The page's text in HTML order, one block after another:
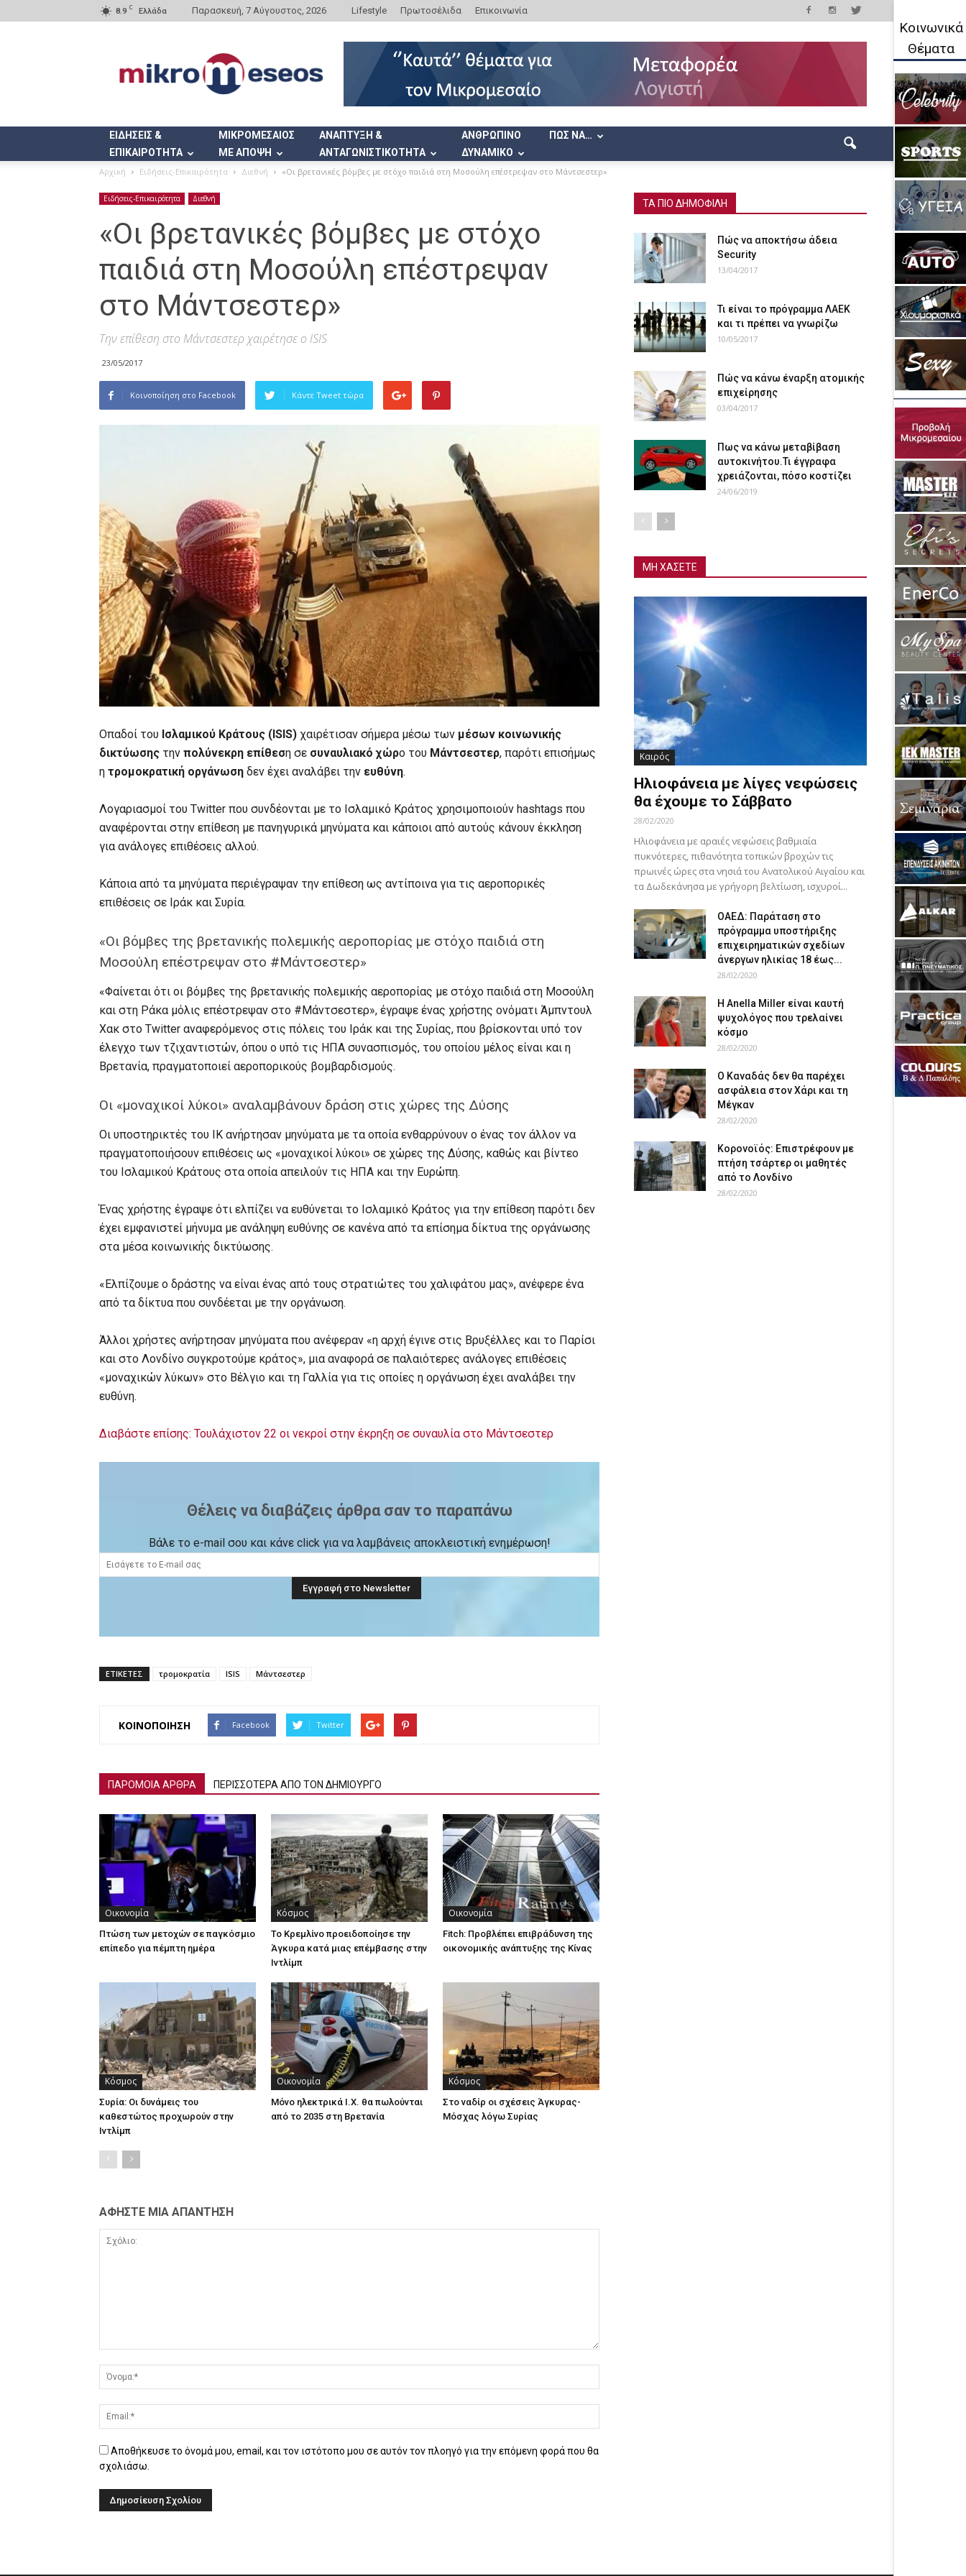
8.9 C Ελλάδα Παρασκευή, 7 Αύγουστος, 2026 Lifestyle Πρωτοσέλιδα Επικοινωνία
ΕΙΔΗΣΕΙΣ &
ΕΠΙΚΑΙΡΟΤΗΤΑ
ΜΙΚΡΟΜΕΣΑΙΟΣ
ΜΕ ΑΠΟΨΗ
ΑΝΑΠΤΥΞΗ &
ΑΝΤΑΓΩΝΙΣΤΙΚΟΤΗΤΑ
ΑΝΘΡΩΠΙΝΟ
ΔΥΝΑΜΙΚΟ
ΠΩΣ ΝΑ…
Αρχική Ειδήσεις-Επικαιρότητα Διεθνή «Οι βρετανικές βόμβες με στόχο παιδιά στη Μοσούλη επέστρεψαν στο Mάντσεστερ»
Ειδήσεις-Επικαιρότητα Διεθνή
«Οι βρετανικές βόμβες με στόχο
παιδιά στη Μοσούλη επέστρεψαν
στο Mάντσεστερ»
Την επίθεση στο Μάντσεστερ χαιρέτησε ο ISIS
23/05/2017
Κοινοποίηση στο Facebook Κάντε Tweet τώρα
Οπαδοί του Ισλαμικού Κράτους (ISIS) χαιρέτισαν σήμερα μέσω των μέσων κοινωνικής
δικτύωσης την πολύνεκρη επίθεση σε συναυλιακό χώρο του Μάντσεστερ, παρότι επισήμως
η τρομοκρατική οργάνωση δεν έχει αναλάβει την ευθύνη.
Λογαριασμοί του Twitter που συνδέονται με το Ισλαμικό Κράτος χρησιμοποιούν hashtags που
αναφέρονται στην επίθεση με πανηγυρικά μηνύματα και κάποιοι από αυτούς κάνουν έκκληση
για ανάλογες επιθέσεις αλλού.
Κάποια από τα μηνύματα περιέγραψαν την επίθεση ως αντίποινα για τις αεροπορικές
επιθέσεις σε Ιράκ και Συρία.
«Οι βόμβες της βρετανικής πολεμικής αεροπορίας με στόχο παιδιά στη
Μοσούλη επέστρεψαν στο #Mάντσεστερ»
«Φαίνεται ότι οι βόμβες της βρετανικής πολεμικής αεροπορίας με στόχο παιδιά στη Μοσούλη
και στη Ράκα μόλις επέστρεψαν στο #Mάντσεστερ», έγραψε ένας χρήστης ονόματι Άμπντουλ
Χακ στο Twitter αναφερόμενος στις πόλεις του Ιράκ και της Συρίας, που βρίσκονται υπό τον
έλεγχο των τζιχαντιστών, όπου ο υπό τις ΗΠΑ συνασπισμός, του οποίου μέλος είναι και η
Βρετανία, πραγματοποιεί αεροπορικούς βομβαρδισμούς.
Οι «μοναχικοί λύκοι» αναλαμβάνουν δράση στις χώρες της Δύσης
Οι υποστηρικτές του ΙΚ ανήρτησαν μηνύματα με τα οποία ενθαρρύνουν ο ένας τον άλλον να
πραγματοποιήσουν επιθέσεις ως «μοναχικοί λύκοι» σε χώρες της Δύσης, καθώς και βίντεο
του Ισλαμικού Κράτους στα οποία απειλούν τις ΗΠΑ και την Ευρώπη.
Ένας χρήστης έγραψε ότι ελπίζει να ευθύνεται το Ισλαμικό Κράτος για την επίθεση παρότι δεν
έχει εμφανιστεί μήνυμα με ανάληψη ευθύνης σε κανένα από τα επίσημα δίκτυα της οργάνωσης
στα μέσα κοινωνικής δικτύωσης.
«Ελπίζουμε ο δράστης να είναι ένας από τους στρατιώτες του χαλιφάτου μας», ανέφερε ένα
από τα δίκτυα που συνδέεται με την οργάνωση.
Άλλοι χρήστες ανήρτησαν μηνύματα που ανέφεραν «η αρχή έγινε στις Βρυξέλλες και το Παρίσι
και στο Λονδίνο συγκροτούμε κράτος», μια αναφορά σε παλαιότερες ανάλογες επιθέσεις
«μοναχικών λύκων» στο Βέλγιο και τη Γαλλία για τις οποίες η οργάνωση έχει αναλάβει την
ευθύνη.
Διαβάστε επίσης: Τουλάχιστον 22 οι νεκροί στην έκρηξη σε συναυλία στο Μάντσεστερ
Θέλεις να διαβάζεις άρθρα σαν το παραπάνω
Βάλε το e-mail σου και κάνε click για να λαμβάνεις αποκλειστική ενημέρωση!
ΕΤΙΚΕΤΕΣ τρομοκρατία ISIS Μάντσεστερ
ΚΟΙΝΟΠΟΙΗΣΗ Facebook Twitter
ΠΑΡΟΜΟΙΑ ΑΡΘΡΑ ΠΕΡΙΣΣΟΤΕΡΑ ΑΠΟ ΤΟΝ ΔΗΜΙΟΥΡΓΟ
Οικονομία
Πτώση των μετοχών σε παγκόσμιο
επίπεδο για πέμπτη ημέρα
Κόσμος
Το Κρεμλίνο προειδοποίησε την
Άγκυρα κατά μιας επέμβασης στην
Ιντλίμπ
Οικονομία
Fitch: Προβλέπει επιβράδυνση της
οικονομικής ανάπτυξης της Κίνας
Κόσμος
Συρία: Οι δυνάμεις του
καθεστώτος προχωρούν στην
Ιντλίμπ
Οικονομία
Μόνο ηλεκτρικά Ι.Χ. θα πωλούνται
από το 2035 στη Βρετανία
Κόσμος
Στο ναδίρ οι σχέσεις Άγκυρας-
Μόσχας λόγω Συρίας
ΑΦΗΣΤΕ ΜΙΑ ΑΠΑΝΤΗΣΗ
Αποθήκευσε το όνομά μου, email, και τον ιστότοπο μου σε αυτόν τον πλοηγό για την επόμενη φορά που θα
σχολιάσω.
ΤΑ ΠΙΟ ΔΗΜΟΦΙΛΗ
Πώς να αποκτήσω άδεια
Security
13/04/2017
Τι είναι το πρόγραμμα ΛΑΕΚ
και τι πρέπει να γνωρίζω
10/05/2017
Πώς να κάνω έναρξη ατομικής
επιχείρησης
03/04/2017
Πως να κάνω μεταβίβαση
αυτοκινήτου.Τι έγγραφα
χρειάζονται, πόσο κοστίζει
24/06/2019
ΜΗ ΧΑΣΕΤΕ
Καιρός
Ηλιοφάνεια με λίγες νεφώσεις
θα έχουμε το Σάββατο
28/02/2020
Ηλιοφάνεια με αραιές νεφώσεις βαθμιαία
πυκνότερες, πιθανότητα τοπικών βροχών τις
πρωινές ώρες στα νησιά του Ανατολικού Αιγαίου και
τα Δωδεκάνησα με γρήγορη βελτίωση, ισχυροί...
ΟΑΕΔ: Παράταση στο
πρόγραμμα υποστήριξης
επιχειρηματικών σχεδίων
άνεργων ηλικίας 18 έως...
28/02/2020
Η Anella Miller είναι καυτή
ψυχολόγος που τρελαίνει
κόσμο
28/02/2020
Ο Καναδάς δεν θα παρέχει
ασφάλεια στον Χάρι και τη
Μέγκαν
28/02/2020
Κορονοϊός: Επιστρέφουν με
πτήση τσάρτερ οι μαθητές
από το Λονδίνο
28/02/2020
Κοινωνικά
Θέματα